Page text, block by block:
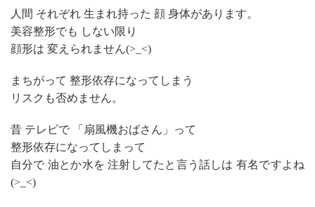
人間 それぞれ 生まれ持った 顔 身体があります。
美容整形でも しない限り
顔形は 変えられません(>_<)
まちがって 整形依存になってしまう
リスクも否めません。
昔 テレビで 「扇風機おばさん」って
整形依存になってしまって
自分で 油とか水を 注射してたと言う話しは 有名ですよね
(>_<)